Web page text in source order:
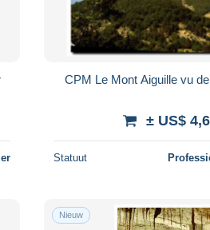
CPM Le Mont Aiguille vu
± US$
Statuut
Nieuw